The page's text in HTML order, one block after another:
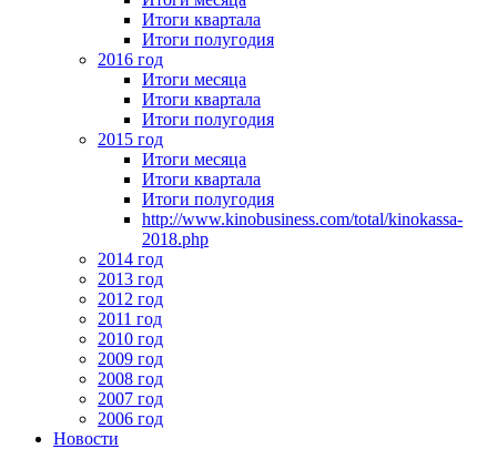
Итоги квартала
Итоги полугодия
2016 год
Итоги месяца
Итоги квартала
Итоги полугодия
2015 год
Итоги месяца
Итоги квартала
Итоги полугодия
http://www.kinobusiness.com/total/kinokassa-
2018.php
2014 год
2013 год
2012 год
2011 год
2010 год
2009 год
2008 год
2007 год
2006 год
Новости